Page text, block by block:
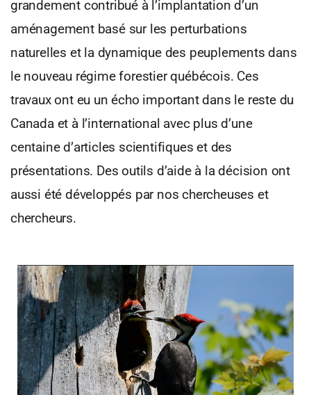
grandement contribué à l’implantation d’un
aménagement basé sur les perturbations
naturelles et la dynamique des peuplements dans
le nouveau régime forestier québécois. Ces
travaux ont eu un écho important dans le reste du
Canada et à l’international avec plus d’une
centaine d’articles scientifiques et des
présentations. Des outils d’aide à la décision ont
aussi été développés par nos chercheuses et
chercheurs.